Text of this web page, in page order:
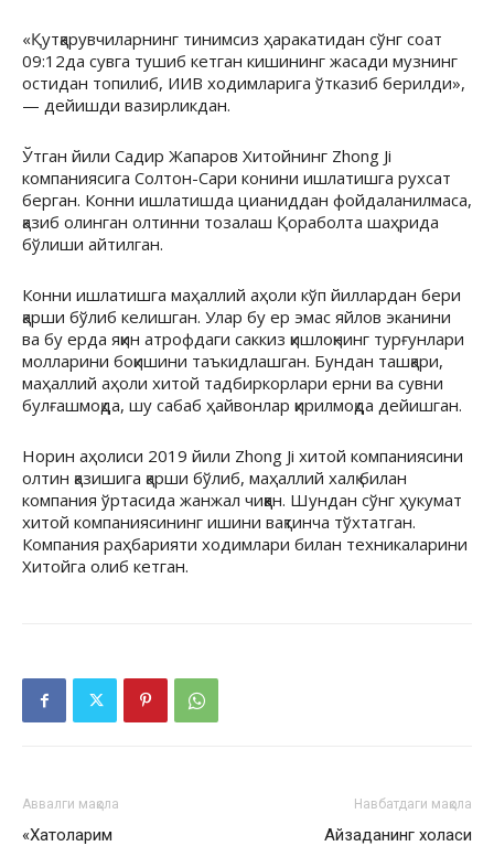
«Қутқарувчиларнинг тинимсиз ҳаракатидан сўнг соат
09:12да сувга тушиб кетган кишининг жасади музнинг
остидан топилиб, ИИВ ходимларига ўтказиб берилди»,
— дейишди вазирликдан.
Ўтган йили Садир Жапаров Хитойнинг Zhоng Ji
компаниясига Солтон-Сари конини ишлатишга рухсат
берган. Конни ишлатишда цианиддан фойдаланилмаса,
қазиб олинган олтинни тозалаш Қораболта шаҳрида
бўлиши айтилган.
Конни ишлатишга маҳаллий аҳоли кўп йиллардан бери
қарши бўлиб келишган. Улар бу ер эмас яйлов эканини
ва бу ерда яқин атрофдаги саккиз қишлоқнинг турғунлари
молларини боқишини таъкидлашган. Бундан ташқари,
маҳаллий аҳоли хитой тадбиркорлари ерни ва сувни
булғашмоқда, шу сабаб ҳайвонлар қирилмоқда дейишган.
Норин аҳолиси 2019 йили Zhong Ji хитой компаниясини
олтин қазишига қарши бўлиб, маҳаллий халқ билан
компания ўртасида жанжал чиққан. Шундан сўнг ҳукумат
хитой компаниясининг ишини вақтинча тўхтатган.
Компания раҳбарияти ходимлари билан техникаларини
Хитойга олиб кетган.
Аввалги мақола
«Хатоларим
Навбатдаги мақола
Айзаданинг холаси